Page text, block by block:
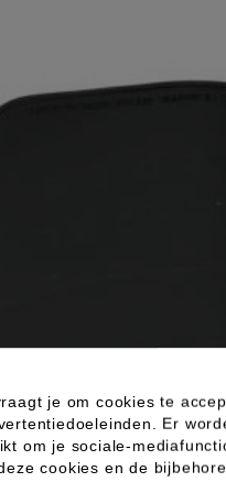
je om cookies te
Er
om je sociale-
cookies en de